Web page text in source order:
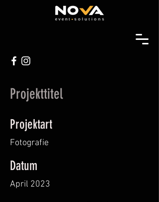
Projekttitel
Projektart
Fotografie
Datum
April 2023